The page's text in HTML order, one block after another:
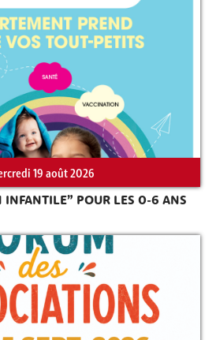
sur le site
19 août 2026
INFANTILE” POUR LES 0-6 ANS